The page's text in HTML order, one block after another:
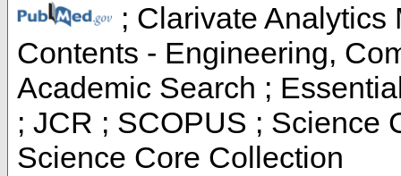
; Clarivate Analytics
Contents - Engineering,
Academic Search ;
; JCR ; SCOPUS ; Science
Science Core Collection